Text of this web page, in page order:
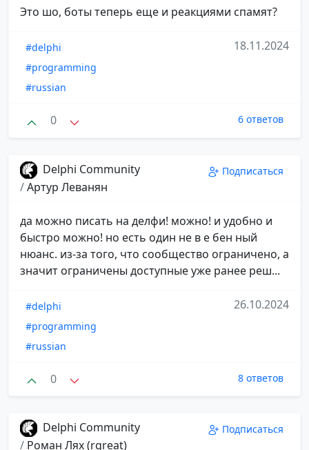
Это шо, боты теперь еще и реакциями спамят?
#delphi
#programming
#russian
18.11.2024
0 6 ответов
Delphi Community
/Артур Леванян
Подписаться
да можно писать на делфи! можно! и удобно и
быстро можно! но есть один не в е бен ный
нюанс. из-за того, что сообщество ограничено, а
значит ограничены доступные уже ранее реш...
#delphi
#programming
#russian
26.10.2024
0 8 ответов
Delphi Community
/ Роман Лях (rgreat)
Подписаться